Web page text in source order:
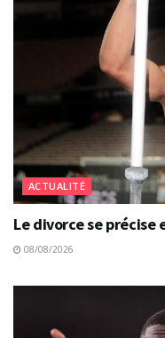
ACTUALITÉ
Le divorce se précise
08/08/2026